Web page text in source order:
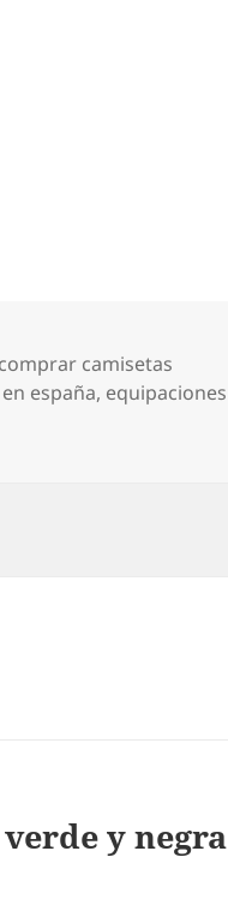
Etiquetas
comprar camisetas
españa, equipaciones
y negra